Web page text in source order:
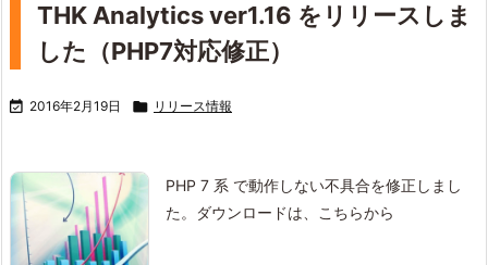
THK Analytics ver1.16 をリリースしま
した（PHP7対応修正）
 2016年2月19日  リリース情報
PHP 7 系 で動作しない不具合を修正しまし
た。
ダウンロードは、こちらから